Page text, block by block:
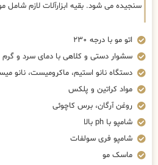
سنجیده می شود. بقیه ابزارآلات لازم شامل
اتو مو با درجه ۲۳۰
سشوار دستی و کلاهی با دمای سرد و گرم
دستگاه نانو استیم، ماکرومیست، نانو
مواد کراتین و پلکس
روغن آرگان، برس کاچوئی
شامپو با ph بالا
شامپو فری سولفات
ماسک مو